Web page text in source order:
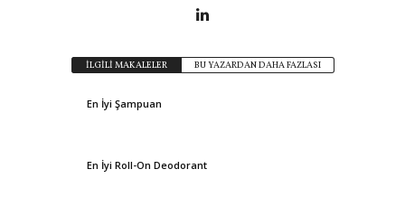
İLGİLİ MAKALELER BU YAZARDAN DAHA FAZLASI
En İyi Şampuan
En İyi Roll-On Deodorant